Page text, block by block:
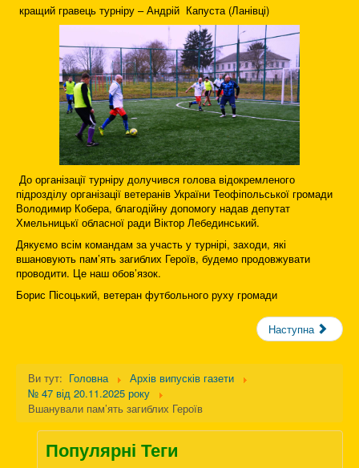
кращий гравець турніру – Андрій Капуста (Ланівці)
До організації турніру долучився голова відокремленого
підрозділу організації ветеранів України Теофіпольської громади
Володимир Кобера, благодійну допомогу надав депутат
Хмельницькї обласної ради Віктор Лебединський.
Дякуємо всім командам за участь у турнірі, заходи, які
вшановують пам’ять загиблих Героїв, будемо продовжувати
проводити. Це наш обов’язок.
Борис Пісоцький, ветеран футбольного руху громади
Наступна
Ви тут: Головна
Архів випусків газети
№ 47 від 20.11.2025 року
Вшанували пам’ять загиблих Героїв
Популярні Теги